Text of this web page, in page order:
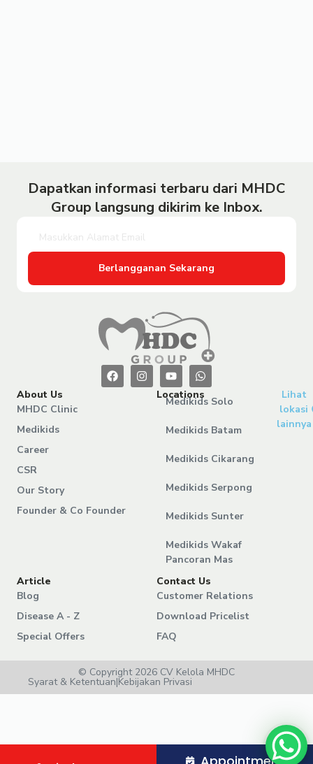
Dapatkan informasi terbaru dari MHDC
Group langsung dikirim ke Inbox.
Berlangganan Sekarang
About Us
MHDC Clinic
Medikids
Career
CSR
Our Story
Founder & Co Founder
Locations
Medikids Solo
Medikids Batam
Medikids Cikarang
Medikids Serpong
Medikids Sunter
Medikids Wakaf
Pancoran Mas
Lihat
lokasi
lainnya
Article
Blog
Disease A - Z
Special Offers
Contact Us
Customer Relations
Download Pricelist
FAQ
© Copyright 2026 CV Kelola MHDC
Syarat & Ketentuan|Kebijakan Privasi